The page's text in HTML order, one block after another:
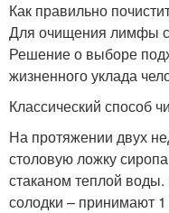
Как правильно
Для очищения лимфы
Решение о выборе
жизненного уклада
Классический способ
На протяжении двух
столовую ложку
стаканом теплой
солодки – принимают 1